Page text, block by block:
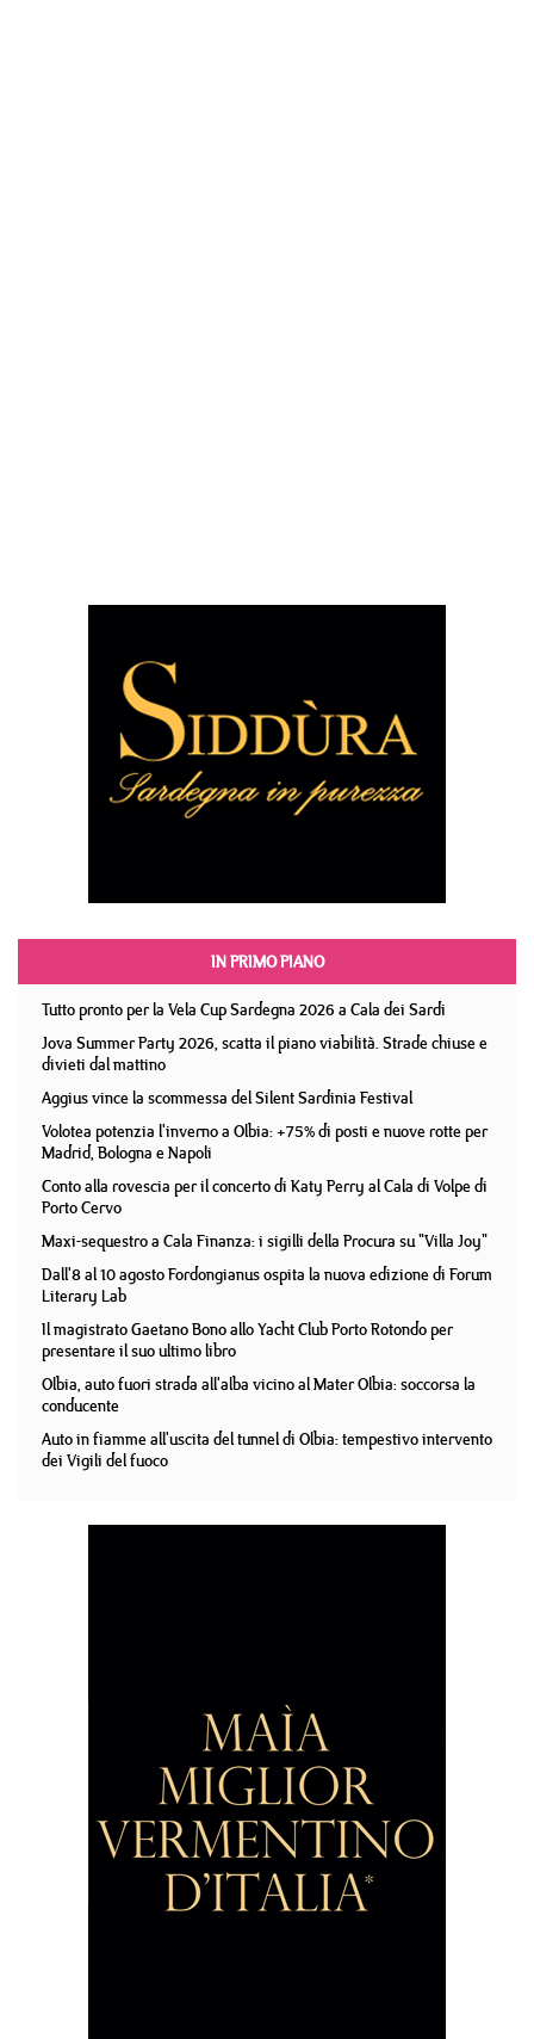
IN PRIMO PIANO
Tutto pronto per la Vela Cup Sardegna 2026 a Cala dei Sardi
Jova Summer Party 2026, scatta il piano viabilità. Strade chiuse e
divieti dal mattino
Aggius vince la scommessa del Silent Sardinia Festival
Volotea potenzia l'inverno a Olbia: +75% di posti e nuove rotte per
Madrid, Bologna e Napoli
Conto alla rovescia per il concerto di Katy Perry al Cala di Volpe di
Porto Cervo
Maxi-sequestro a Cala Finanza: i sigilli della Procura su "Villa Joy"
Dall'8 al 10 agosto Fordongianus ospita la nuova edizione di Forum
Literary Lab
Il magistrato Gaetano Bono allo Yacht Club Porto Rotondo per
presentare il suo ultimo libro
Olbia, auto fuori strada all'alba vicino al Mater Olbia: soccorsa la
conducente
Auto in fiamme all'uscita del tunnel di Olbia: tempestivo intervento
dei Vigili del fuoco